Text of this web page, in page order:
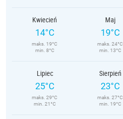
Kwiecień
14°C
maks. 19°C
min. 8°C
Maj
19°C
maks. 24°C
min. 13°C
Lipiec
25°C
maks. 29°C
min. 21°C
Sierpień
23°C
maks. 27°C
min. 19°C